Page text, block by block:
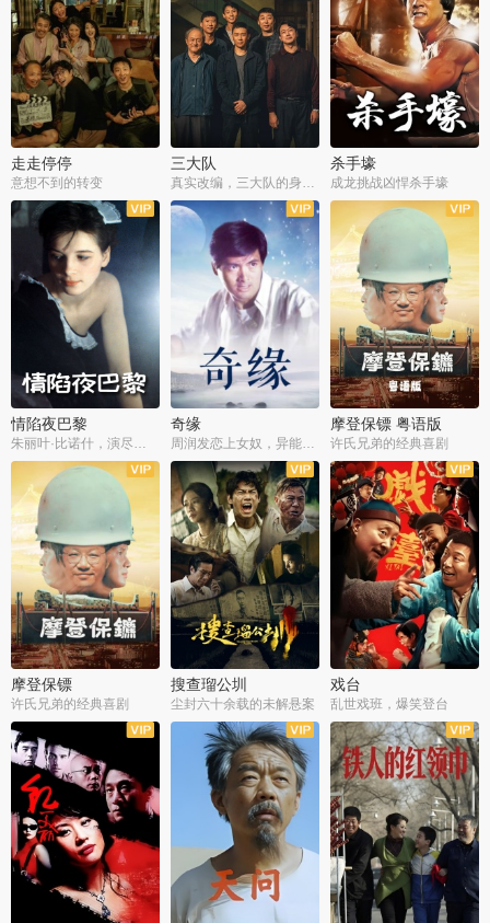
走走停停
意想不到的转变
三大队 杀手壕
成龙挑战凶悍杀手壕
情陷夜巴黎
朱丽叶·比诺什，演尽失爱之痛
奇缘
周润发恋上女奴，异能护体战邪派
摩登保镖 粤语版
许氏兄弟的经典喜剧
摩登保镖
许氏兄弟的经典喜剧
搜查瑠公圳
尘封六十余载的未解悬案
戏台
乱世戏班，爆笑登台